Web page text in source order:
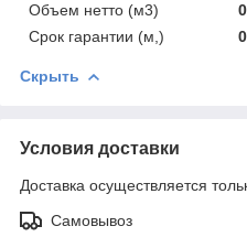
Объем нетто (м3)
Срок гарантии (м,)
0
Скрыть
Условия доставки
Доставка осуществляется
Самовывоз